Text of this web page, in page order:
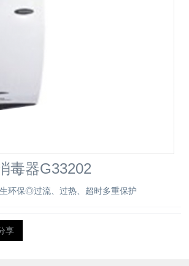
毒器G33202
环保◎过流、过热、超时多重保护
享